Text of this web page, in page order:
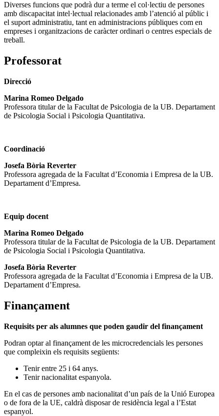
Diverses funcions que podrà dur a terme el col·lectiu de persones
amb discapacitat intel·lectual relacionades amb l’atenció al públic i
el suport administratiu, tant en administracions públiques com en
empreses i organitzacions de caràcter ordinari o centres especials de
treball.
Professorat
Direcció
Marina Romeo Delgado
Professora titular de la Facultat de Psicologia de la UB. Departament
de Psicologia Social i Psicologia Quantitativa.
Coordinació
Josefa Bòria Reverter
Professora agregada de la Facultat d’Economia i Empresa de la UB.
Departament d’Empresa.
Equip docent
Marina Romeo Delgado
Professora titular de la Facultat de Psicologia de la UB. Departament
de Psicologia Social i Psicologia Quantitativa.
Josefa Bòria Reverter
Professora agregada de la Facultat d’Economia i Empresa de la UB.
Departament d’Empresa.
Finançament
Requisits per als alumnes que poden gaudir del finançament
Podran optar al finançament de les microcredencials les persones
que compleixin els requisits següents:
Tenir entre 25 i 64 anys.
Tenir nacionalitat espanyola.
En el cas de persones amb nacionalitat d’un país de la Unió Europea
o de fora de la UE, caldrà disposar de residència legal a l’Estat
espanyol.